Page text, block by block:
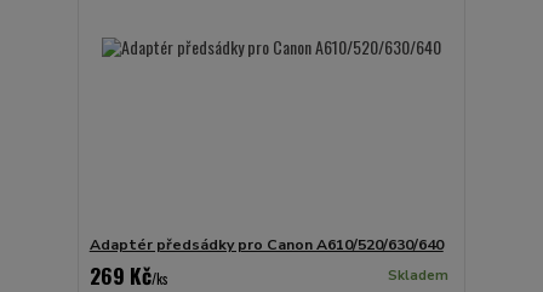
Adaptér předsádky pro Canon A610/520/630/640
269 Kč/ks Skladem